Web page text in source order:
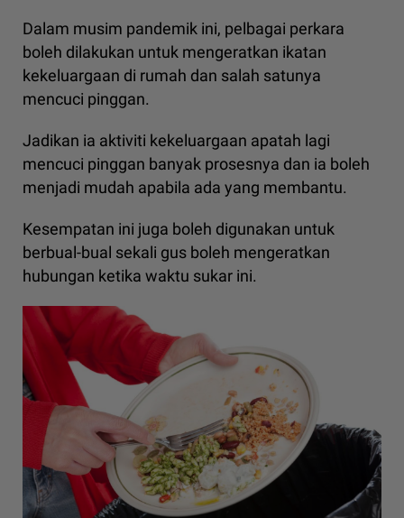
Dalam musim pandemik ini, pelbagai perkara
boleh dilakukan untuk mengeratkan ikatan
kekeluargaan di rumah dan salah satunya
mencuci pinggan.
Jadikan ia aktiviti kekeluargaan apatah lagi
mencuci pinggan banyak prosesnya dan ia boleh
menjadi mudah apabila ada yang membantu.
Kesempatan ini juga boleh digunakan untuk
berbual-bual sekali gus boleh mengeratkan
hubungan ketika waktu sukar ini.